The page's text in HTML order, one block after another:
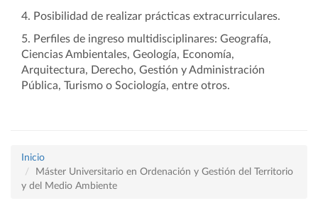
4. Posibilidad de realizar prácticas extracurriculares.
5. Perfiles de ingreso multidisciplinares: Geografía,
Ciencias Ambientales, Geología, Economía,
Arquitectura, Derecho, Gestión y Administración
Pública, Turismo o Sociología, entre otros.
Inicio
Máster Universitario en Ordenación y Gestión del Territorio
y del Medio Ambiente